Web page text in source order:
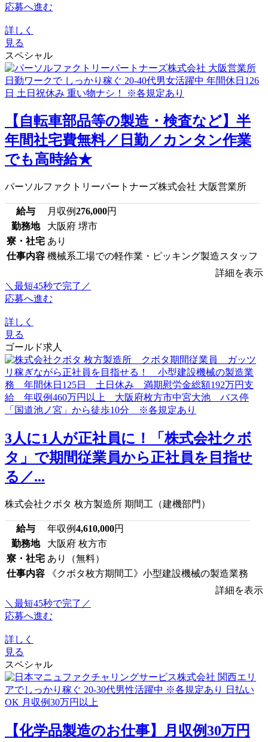
応募へ進む
詳しく
見る
スペシャル
【自転車部品等の製造・検査など】半
年間社宅費無料／日勤／カンタン作業
でも高時給★
パーソルファクトリーパートナーズ株式会社 大阪営業所
給与 月収例276,000円
勤務地
大阪府 堺市
寮・社宅 あり
仕事内容 機械系工場での軽作業・ピッキング製造スタッフ
詳細を表示
＼最短45秒で完了／
応募へ進む
詳しく
見る
ゴールド求人
3人に1人が正社員に！「株式会社クボ
タ」で期間従業員から正社員を目指せ
る／...
株式会社クボタ 枚方製造所 期間工（建機部門）
給与 年収例4,610,000円
勤務地
大阪府 枚方市
寮・社宅 あり（無料）
仕事内容
《クボタ枚方期間工》小型建設機械の製造業務
詳細を表示
＼最短45秒で完了／
応募へ進む
詳しく
見る
スペシャル
【化学品製造のお仕事】月収例30万円